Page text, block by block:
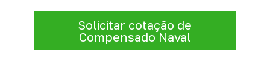
Solicitar cotação de
Compensado Naval